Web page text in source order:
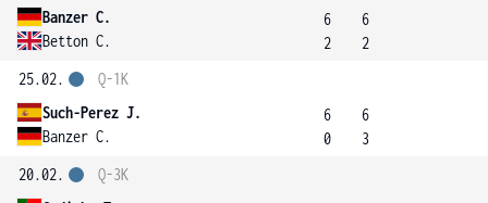
Banzer C.
Betton C.
6
2
6
2
25.02.
Such-Perez J.
Banzer C.
Q-1K
6
0
6
3
20.02.
Q-3K